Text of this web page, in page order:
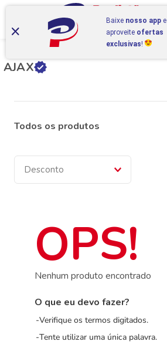
AJAX
AJAX
Todos os produtos
Desconto
Nenhum produto encontrado
O que eu devo fazer?
Verifique os termos digitados.
Tente utilizar uma única palavra.
Baixe nosso app e
aproveite ofertas
exclusivas!